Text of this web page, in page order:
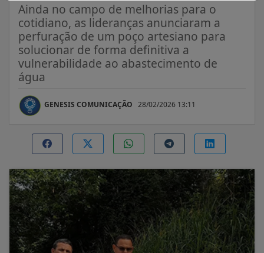
Ainda no campo de melhorias para o
cotidiano, as lideranças anunciaram a
perfuração de um poço artesiano para
solucionar de forma definitiva a
vulnerabilidade ao abastecimento de
água
GENESIS COMUNICAÇÃO 28/02/2026 13:11